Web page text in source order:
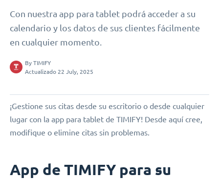
Con nuestra app para tablet podrá acceder a su
calendario y los datos de sus clientes fácilmente
en cualquier momento.
By TIMIFY
Actualizado 22 July, 2025
¡Gestione sus citas desde su escritorio o desde cualquier
lugar con la app para tablet de TIMIFY! Desde aquí cree,
modifique o elimine citas sin problemas.
App de TIMIFY para su